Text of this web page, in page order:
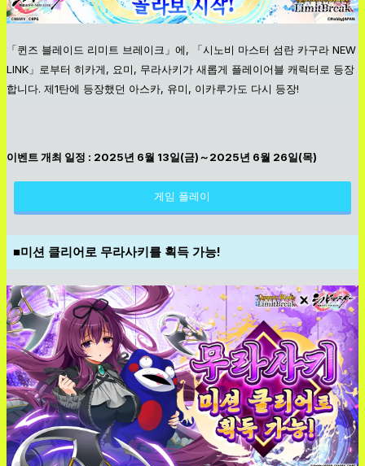
「퀸즈 블레이드 리미트 브레이크」에, 「시노비 마스터 섬란 카구라 NEW
LINK」로부터 히카게, 요미, 무라사키가 새롭게 플레이어블 캐릭터로 등장
합니다. 제1탄에 등장했던 아스카, 유미, 이카루가도 다시 등장!
이벤트 개최 일정 : 2025년 6월 13일(금)～2025년 6월 26일(목)
게임 플레이
■미션 클리어로 무라사키를 획득 가능!